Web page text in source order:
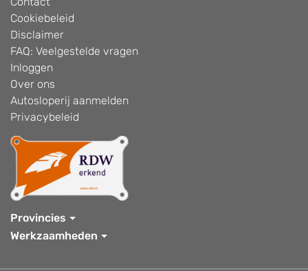
Cookiebeleid
Disclaimer
FAQ: Veelgestelde vragen
Inloggen
Over ons
Autosloperij aanmelden
Privacybeleid
Provincies
Werkzaamheden